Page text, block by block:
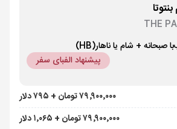
THE
با صبحانه + شام یا ناهار(HB)
پیشنهاد الفبای سفر
۷۹٬۹۰۰٬۰۰۰ تومان + ۷۹۵ دلار
۷۹٬۹۰۰٬۰۰۰ تومان + ۱٬۰۶۵ دلار